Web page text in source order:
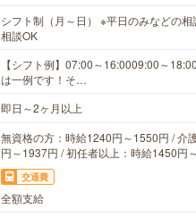
シフト制（月～日） ※平日のみなどの
相談OK
【シフト例】07:00～16:0009:00～
は一例です！そ…
即日～2ヶ月以上
無資格の方：時給1240円～1550円 / 介
円～1937円 / 初任者以上：時給1450円
交通費
全額支給